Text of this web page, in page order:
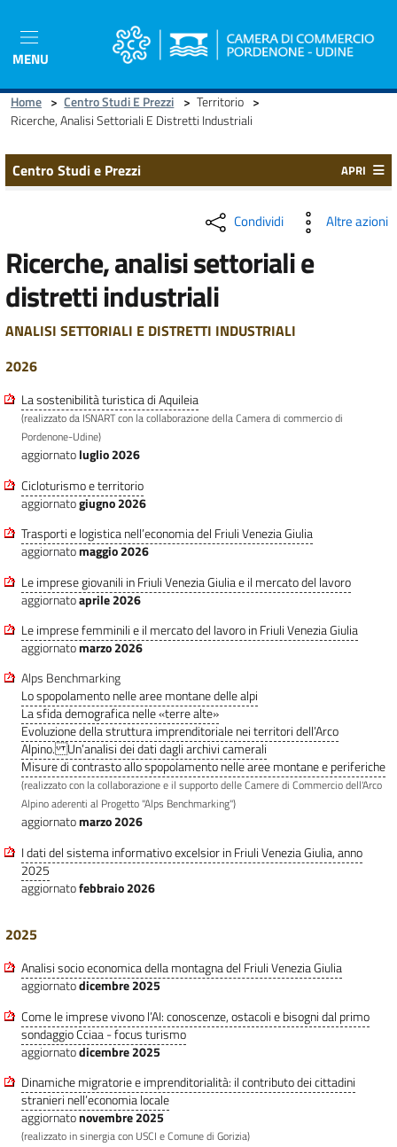
contenuto
MENU
Home > Centro Studi E Prezzi > Territorio >
Ricerche, Analisi Settoriali E Distretti Industriali
Centro Studi e Prezzi APRI
Condividi Altre azioni
Ricerche, analisi settoriali e
distretti industriali
ANALISI SETTORIALI E DISTRETTI INDUSTRIALI
2026
La sostenibilità turistica di Aquileia
(realizzato da ISNART con la collaborazione della Camera di commercio di
Pordenone-Udine)
aggiornatoluglio 2026
Cicloturismo e territorio
aggiornatogiugno 2026
Trasporti e logistica nell’economia del Friuli Venezia Giulia
aggiornatomaggio 2026
Le imprese giovanili in Friuli Venezia Giulia e il mercato del lavoro
aggiornatoaprile 2026
Le imprese femminili e il mercato del lavoro in Friuli Venezia Giulia
aggiornatomarzo 2026
Alps Benchmarking
Lo spopolamento nelle aree montane delle alpi
La sfida demografica nelle «terre alte»
Evoluzione della struttura imprenditoriale nei territori dell’Arco
Alpino. Un’analisi dei dati dagli archivi camerali
Misure di contrasto allo spopolamento nelle aree montane e periferiche
(realizzato con la collaborazione e il supporto delle Camere di Commercio dell'Arco
Alpino aderenti al Progetto "Alps Benchmarking")
aggiornatomarzo 2026
I dati del sistema informativo excelsior in Friuli Venezia Giulia, anno
2025
aggiornatofebbraio 2026
2025
Analisi socio economica della montagna del Friuli Venezia Giulia
aggiornatodicembre 2025
Come le imprese vivono l’AI: conoscenze, ostacoli e bisogni dal primo
sondaggio Cciaa - focus turismo
aggiornatodicembre 2025
Dinamiche migratorie e imprenditorialità: il contributo dei cittadini
stranieri nell’economia locale
aggiornatonovembre 2025
(realizzato in sinergia con USCI e Comune di Gorizia)